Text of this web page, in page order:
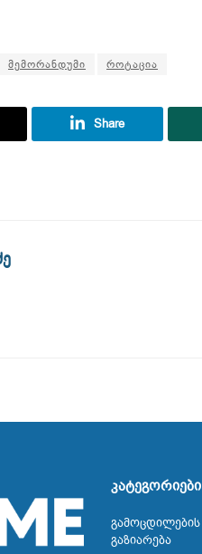
მემორანდუმი როტაცია
Share
კატეგორიები
Გამოცდილების
Გაზიარება